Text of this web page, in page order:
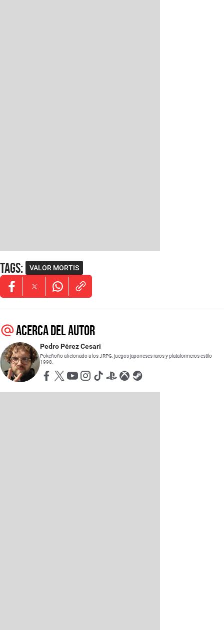
Tags: VALOR MORTIS
Opens in new window
Opens in new window
Opens in new window
Acerca del autor
Pedro Pérez Cesari
Pokeñoño aficionado a los JRPG, juegos japoneses raros y plataformeros estilo
1998.
Opens in new window
Opens in new window
Opens in new window
Opens in new window
Opens in new window
Opens in new window
Opens in new window
Opens in new window